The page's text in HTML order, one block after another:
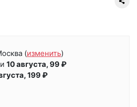
(изменить)
10 августа, 99 ₽
199 ₽